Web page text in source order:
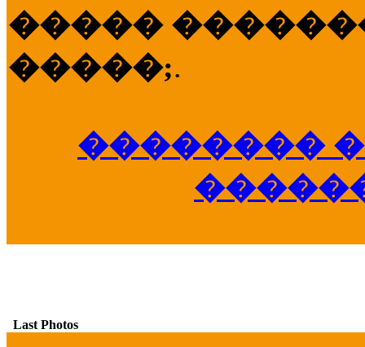
�����
�����;.
��������
Last Photos